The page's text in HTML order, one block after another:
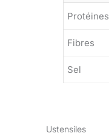
Protéines
Fibres
Sel
Ustensiles